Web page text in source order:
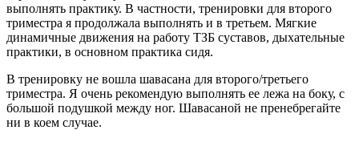
выполнять практику. В частности, тренировки для второго
триместра я продолжала выполнять и в третьем. Мягкие
динамичные движения на работу ТЗБ суставов, дыхательные
практики, в основном практика сидя.
В тренировку не вошла шавасана для второго/третьего
триместра. Я очень рекомендую выполнять ее лежа на боку, с
большой подушкой между ног. Шавасаной не пренебрегайте
ни в коем случае.